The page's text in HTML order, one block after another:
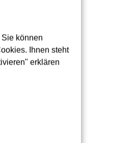
können
Ihnen steht
erklären